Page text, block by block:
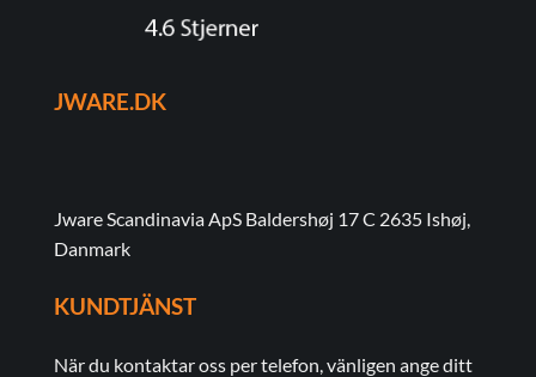
JWARE.DK
Jware Scandinavia ApS Baldershøj 17 C 2635 Ishøj,
Danmark
KUNDTJÄNST
När du kontaktar oss per telefon, vänligen ange ditt